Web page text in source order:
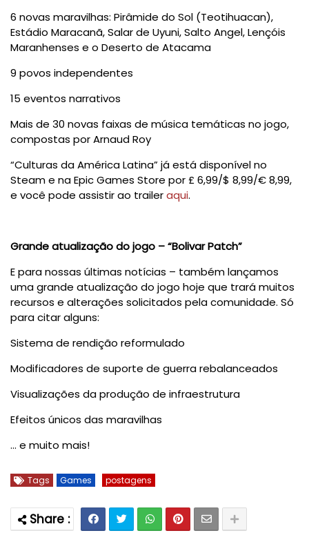
6 novas maravilhas: Pirâmide do Sol (Teotihuacan),
Estádio Maracanã, Salar de Uyuni, Salto Angel, Lençóis
Maranhenses e o Deserto de Atacama
9 povos independentes
15 eventos narrativos
Mais de 30 novas faixas de música temáticas no jogo,
compostas por Arnaud Roy
“Culturas da América Latina” já está disponível no
Steam e na Epic Games Store por £ 6,99/$ 8,99/€ 8,99,
e você pode assistir ao traileraqui.
Grande atualização do jogo – “Bolivar Patch”
E para nossas últimas notícias – também lançamos
uma grande atualização do jogo hoje que trará muitos
recursos e alterações solicitados pela comunidade. Só
para citar alguns:
Sistema de rendição reformulado
Modificadores de suporte de guerra rebalanceados
Visualizações da produção de infraestrutura
Efeitos únicos das maravilhas
… e muito mais!
Tags Games postagens